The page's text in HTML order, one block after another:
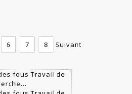
6 7 8 Suivant